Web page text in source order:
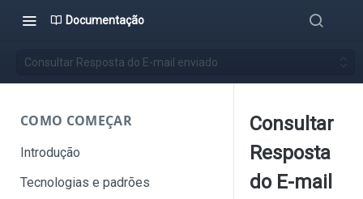
Documentação
Consultar Resposta do E-mail enviado
COMO COMEÇAR
Introdução
Tecnologias e padrões
Consultar
Resposta
do E-mail